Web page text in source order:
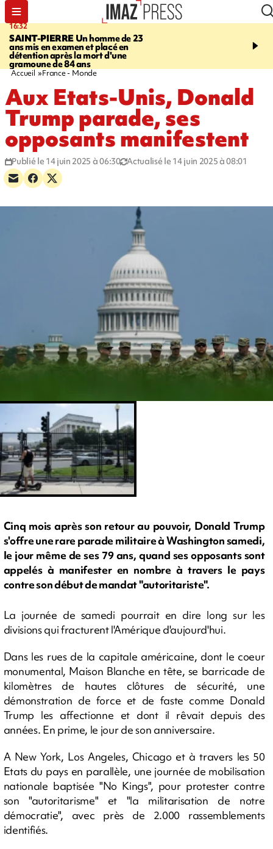
16:32
SAINT-PIERREUn homme de 23
ans mis en examen et placé en
détention après la mort d'une
gramoune de 84 ans
21:08
et Turquie scellent un
Accueil France - Monde
Aux Etats-Unis, Donald
Trump parade, ses
opposants manifestent
Publié le 14 juin 2025 à 06:30 Actualisé le 14 juin 2025 à 08:01
Cinq mois après son retour au pouvoir, Donald Trump
s'offre une rare parade militaire à Washington samedi,
le jour même de ses 79 ans, quand ses opposants sont
appelés à manifester en nombre à travers le pays
contre son début de mandat "autoritariste".
La journée de samedi pourrait en dire long sur les
divisions qui fracturent l'Amérique d'aujourd'hui.
Dans les rues de la capitale américaine, dont le coeur
monumental, Maison Blanche en tête, se barricade de
kilomètres de hautes clôtures de sécurité, une
démonstration de force et de faste comme Donald
Trump les affectionne et dont il rêvait depuis des
années. En prime, le jour de son anniversaire.
A New York, Los Angeles, Chicago et à travers les 50
Etats du pays en parallèle, une journée de mobilisation
nationale baptisée "No Kings", pour protester contre
son "autoritarisme" et "la militarisation de notre
démocratie", avec près de 2.000 rassemblements
identifiés.